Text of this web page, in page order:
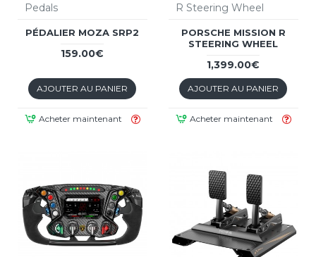
Pedals
PÉDALIER MOZA SRP2
159.00€
AJOUTER AU PANIER
Acheter maintenant
R Steering Wheel
PORSCHE MISSION R
STEERING WHEEL
1,399.00€
AJOUTER AU PANIER
Acheter maintenant